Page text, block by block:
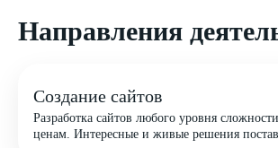
Направления
Создание сайтов
Разработка сайтов любого уровня
ценам. Интересные и живые решения